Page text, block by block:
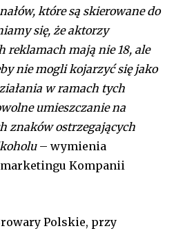
które są skierowane do
się, że aktorzy
reklamach mają nie 18, ale
nie mogli kojarzyć się jako
w ramach tych
umieszczanie na
znaków ostrzegających
– wymienia
Kompanii
Polskie, przy